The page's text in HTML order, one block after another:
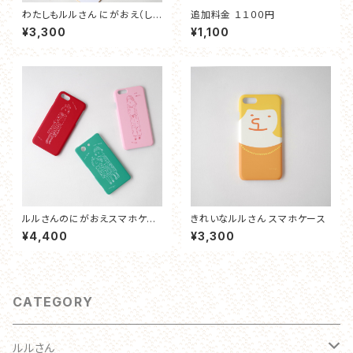
わたしもルルさん にがおえ（しき
し）
¥3,300
追加料金 １１００円
¥1,100
ルルさんのにがおえスマホケー
ス
¥4,400
きれいなルルさん スマホケース
¥3,300
CATEGORY
ルルさん